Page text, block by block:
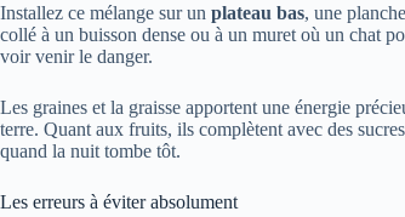
Installez ce mélange sur un plateau bas, une
collé à un buisson dense ou à un muret où un chat
voir venir le danger.
Les graines et la graisse apportent une énergie
terre. Quant aux fruits, ils complètent avec des
quand la nuit tombe tôt.
Les erreurs à éviter absolument